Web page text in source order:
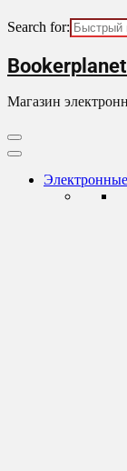
Search for:
Skip
to
content
Магазин
Primary
Menu